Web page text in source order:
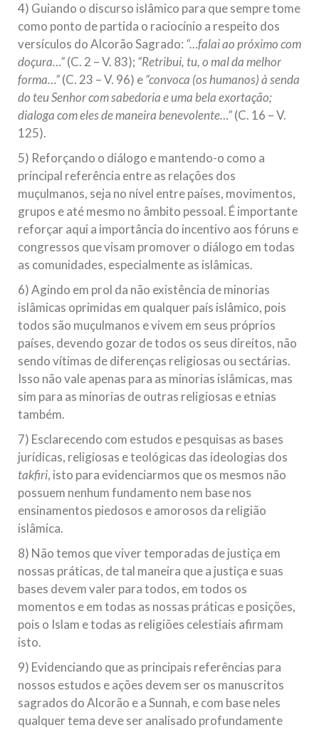
4) Guiando o discurso islâmico para que sempre tome
como ponto de partida o raciocínio a respeito dos
versículos do Alcorão Sagrado: “…falai ao próximo com
doçura…”(C. 2 – V. 83); “Retribui, tu, o mal da melhor
forma…”(C. 23 – V. 96) e“convoca (os humanos) à senda
do teu Senhor com sabedoria e uma bela exortação;
dialoga com eles de maneira benevolente…”(C. 16 – V.
125).
5) Reforçando o diálogo e mantendo-o como a
principal referência entre as relações dos
muçulmanos, seja no nível entre países, movimentos,
grupos e até mesmo no âmbito pessoal. É importante
reforçar aqui a importância do incentivo aos fóruns e
congressos que visam promover o diálogo em todas
as comunidades, especialmente as islâmicas.
6) Agindo em prol da não existência de minorias
islâmicas oprimidas em qualquer país islâmico, pois
todos são muçulmanos e vivem em seus próprios
países, devendo gozar de todos os seus direitos, não
sendo vítimas de diferenças religiosas ou sectárias.
Isso não vale apenas para as minorias islâmicas, mas
sim para as minorias de outras religiosas e etnias
também.
7) Esclarecendo com estudos e pesquisas as bases
jurídicas, religiosas e teológicas das ideologias dos
takfiri, isto para evidenciarmos que os mesmos não
possuem nenhum fundamento nem base nos
ensinamentos piedosos e amorosos da religião
islâmica.
8) Não temos que viver temporadas de justiça em
nossas práticas, de tal maneira que a justiça e suas
bases devem valer para todos, em todos os
momentos e em todas as nossas práticas e posições,
pois o Islam e todas as religiões celestiais afirmam
isto.
9) Evidenciando que as principais referências para
nossos estudos e ações devem ser os manuscritos
sagrados do Alcorão e a Sunnah, e com base neles
qualquer tema deve ser analisado profundamente